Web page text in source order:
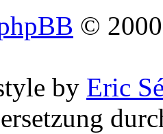
©
by Eric